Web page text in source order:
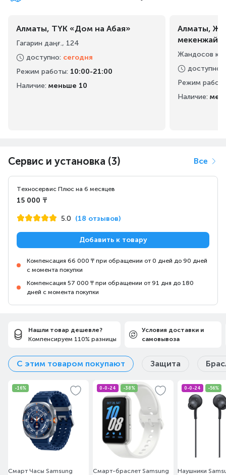
Алматы, ТҮК «Дом на Абая»
Гагарин даңғ., 124
доступно: сегодня
Режим работы: 10:00-21:00
Наличие: меньше 10
Алматы,
Жандосов
доступно
Режим
Наличие:
Сервис и установка (3) Все
Техносервис Плюс на 6 месяцев
15 000 ₸
5.0 (18 отзывов)
Добавить к товару
Компенсация 66 000 ₸ при обращении от 0 дней до 90 дней
с момента покупки
Компенсация 57 000 ₸ при обращении от 91 дня до 180
дней с момента покупки
Нашли товар дешевле?
Компенсируем 110% разницы
Условия доставки и
самовывоза
С этим товаром покупают Защита
-16%
Смарт Часы Samsung
0-0-24 -38%
Смарт-браслет Samsung
0-0-24 -56%
Наушники